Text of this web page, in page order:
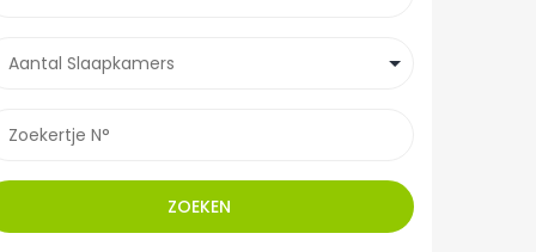
ZOEKEN